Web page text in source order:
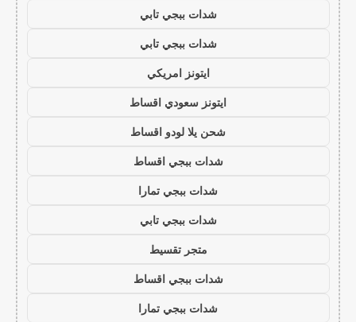
شدات ببجي تابي
شدات ببجي تابي
ايتونز امريكي
ايتونز سعودي اقساط
شحن يلا لودو اقساط
شدات ببجي اقساط
شدات ببجي تمارا
شدات ببجي تابي
متجر تقسيط
شدات ببجي اقساط
شدات ببجي تمارا